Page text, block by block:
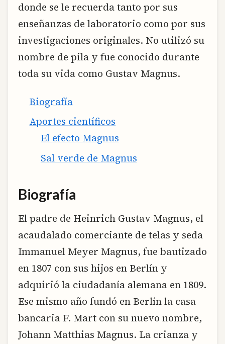
donde se le recuerda tanto por sus
enseñanzas de laboratorio como por sus
investigaciones originales. No utilizó su
nombre de pila y fue conocido durante
toda su vida como Gustav Magnus.
Biografía
Aportes científicos
El efecto Magnus
Sal verde de Magnus
Biografía
El padre de Heinrich Gustav Magnus, el
acaudalado comerciante de telas y seda
Immanuel Meyer Magnus, fue bautizado
en 1807 con sus hijos en Berlín y
adquirió la ciudadanía alemana en 1809.
Ese mismo año fundó en Berlín la casa
bancaria F. Mart con su nuevo nombre,
Johann Matthias Magnus. La crianza y